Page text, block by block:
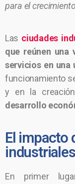
para el
Las ciudades
que reúnen una
servicios en una
funcionamiento
y en la
desarrollo
El impacto
industriales
En primer